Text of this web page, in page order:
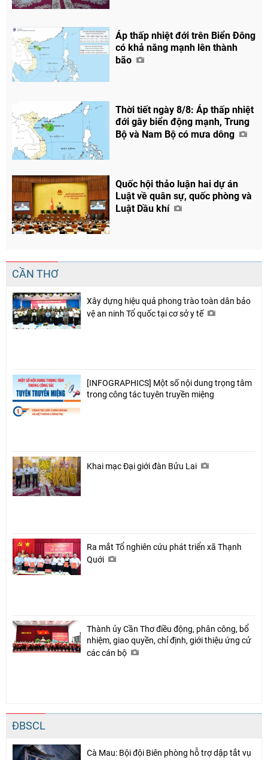
Áp thấp nhiệt đới trên Biển Đông
có khả năng mạnh lên thành
bão
Thời tiết ngày 8/8: Áp thấp nhiệt
đới gây biển động mạnh, Trung
Bộ và Nam Bộ có mưa dông
Quốc hội thảo luận hai dự án
Luật về quân sự, quốc phòng và
Luật Dầu khí
CẦN THƠ
Xây dựng hiệu quả phong trào toàn dân bảo
vệ an ninh Tổ quốc tại cơ sở y tế
[INFOGRAPHICS] Một số nội dung trọng tâm
trong công tác tuyên truyền miệng
Khai mạc Đại giới đàn Bửu Lai
Ra mắt Tổ nghiên cứu phát triển xã Thạnh
Quới
Thành ủy Cần Thơ điều động, phân công, bổ
nhiệm, giao quyền, chỉ định, giới thiệu ứng cử
các cán bộ
ĐBSCL
Cà Mau: Bội đội Biên phòng hỗ trợ dập tắt vụ